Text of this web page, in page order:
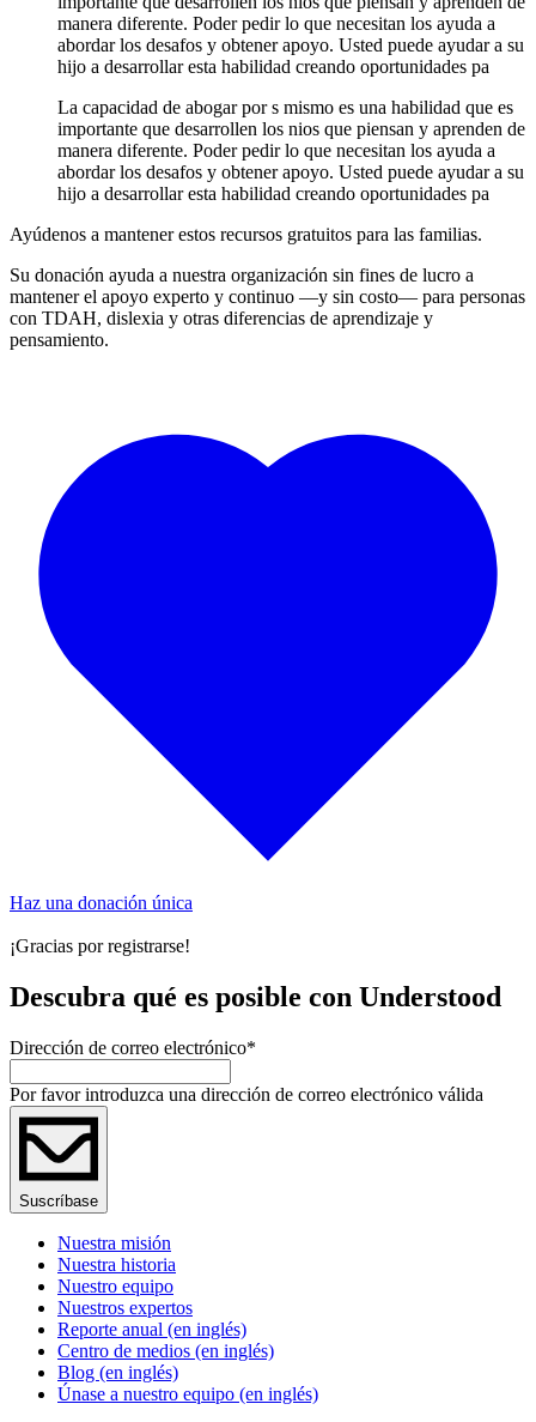
manera diferente. Poder pedir lo que necesitan los ayuda a
abordar los desafos y obtener apoyo. Usted puede ayudar a su
hijo a desarrollar esta habilidad creando oportunidades pa
La capacidad de abogar por s mismo es una habilidad que es
importante que desarrollen los nios que piensan y aprenden de
manera diferente. Poder pedir lo que necesitan los ayuda a
abordar los desafos y obtener apoyo. Usted puede ayudar a su
hijo a desarrollar esta habilidad creando oportunidades pa
Ayúdenos a mantener estos recursos gratuitos para las familias.
Su donación ayuda a nuestra organización sin fines de lucro a
mantener el apoyo experto y continuo —y sin costo— para personas
con TDAH, dislexia y otras diferencias de aprendizaje y
pensamiento.
Haz una donación única
¡Gracias por registrarse!
Descubra qué es posible con Understood
Dirección de correo electrónico*
Por favor introduzca una dirección de correo electrónico válida
Suscríbase
Nuestra misión
Nuestra historia
Nuestro equipo
Nuestros expertos
Reporte anual (en inglés)
Centro de medios (en inglés)
Blog (en inglés)
Únase a nuestro equipo (en inglés)